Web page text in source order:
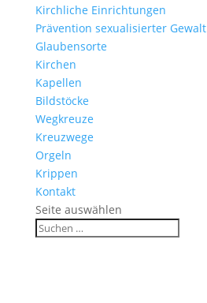
Kirch­liche Einrichtungen
Präven­tion sexua­li­sierter Gewalt
Glau­ben­s­orte
Kirchen
Kapellen
Bild­stöcke
Wegkreuze
Kreuz­wege
Orgeln
Krippen
Kontakt
Seite auswählen